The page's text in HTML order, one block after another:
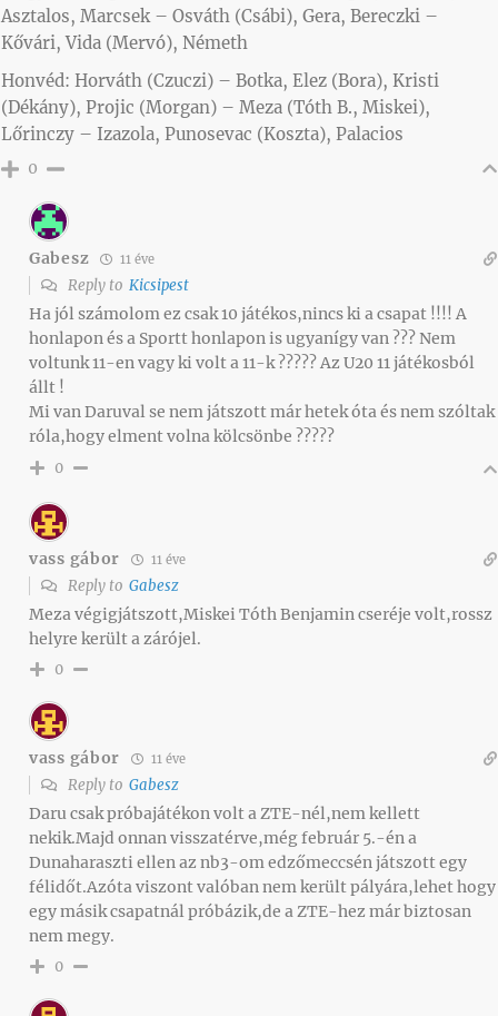
Asztalos, Marcsek – Osváth (Csábi), Gera, Bereczki –
Kővári, Vida (Mervó), Németh
Honvéd: Horváth (Czuczi) – Botka, Elez (Bora), Kristi
(Dékány), Projic (Morgan) – Meza (Tóth B., Miskei),
Lőrinczy – Izazola, Punosevac (Koszta), Palacios
0
Gabesz 11 éve
Reply to Kicsipest
Ha jól számolom ez csak 10 játékos,nincs ki a csapat !!!! A
honlapon és a Sportt honlapon is ugyanígy van ??? Nem
voltunk 11-en vagy ki volt a 11-k ????? Az U20 11 játékosból
állt !
Mi van Daruval se nem játszott már hetek óta és nem szóltak
róla,hogy elment volna kölcsönbe ?????
0
vass gábor 11 éve
Reply to Gabesz
Meza végigjátszott,Miskei Tóth Benjamin cseréje volt,rossz
helyre került a zárójel.
0
vass gábor 11 éve
Reply to Gabesz
Daru csak próbajátékon volt a ZTE-nél,nem kellett
nekik.Majd onnan visszatérve,még február 5.-én a
Dunaharaszti ellen az nb3-om edzőmeccsén játszott egy
félidőt.Azóta viszont valóban nem került pályára,lehet hogy
egy másik csapatnál próbázik,de a ZTE-hez már biztosan
nem megy.
0